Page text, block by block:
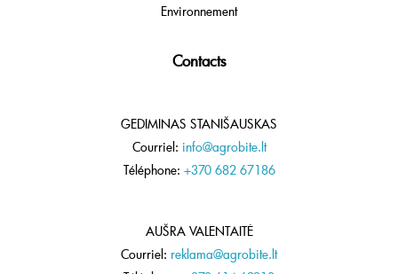
Environnement
Contacts
GEDIMINAS STANIŠAUSKAS
Courriel: info@agrobite.lt
Téléphone: +370 682 67186
AUŠRA VALENTAITĖ
Courriel: reklama@agrobite.lt